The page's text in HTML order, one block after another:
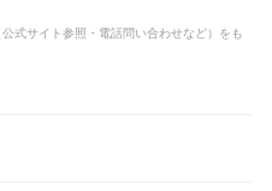
式サイト参照・電話問い合わせなど）をも